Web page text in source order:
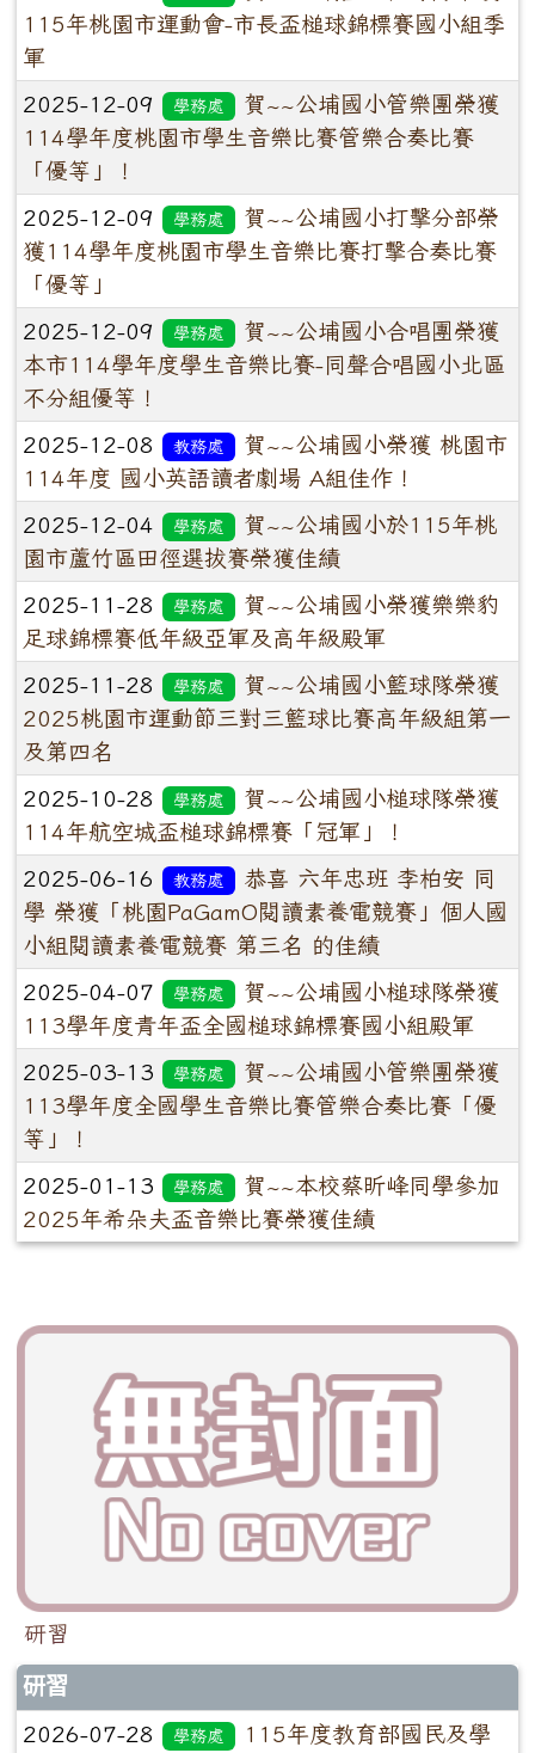
115年桃園市運動會-市長盃槌球錦標賽國小組季
軍
2025-12-09 學務處
賀~~公埔國小管樂團榮獲
114學年度桃園市學生音樂比賽管樂合奏比賽
「優等」！
2025-12-09 學務處
賀~~公埔國小打擊分部榮
獲114學年度桃園市學生音樂比賽打擊合奏比賽
「優等」
2025-12-09 學務處
賀~~公埔國小合唱團榮獲
本市114學年度學生音樂比賽-同聲合唱國小北區
不分組優等！
2025-12-08 教務處
賀~~公埔國小榮獲 桃園市
114年度 國小英語讀者劇場 A組佳作！
2025-12-04 學務處
賀~~公埔國小於115年桃
園市蘆竹區田徑選拔賽榮獲佳績
2025-11-28 學務處
賀~~公埔國小榮獲樂樂豹
足球錦標賽低年級亞軍及高年級殿軍
2025-11-28 學務處
賀~~公埔國小籃球隊榮獲
2025桃園市運動節三對三籃球比賽高年級組第一
及第四名
2025-10-28 學務處
賀~~公埔國小槌球隊榮獲
114年航空城盃槌球錦標賽「冠軍」！
2025-06-16 教務處
恭喜 六年忠班 李柏安 同
學 榮獲「桃園PaGamO閱讀素養電競賽」個人國
小組閱讀素養電競賽 第三名 的佳績
2025-04-07 學務處
賀~~公埔國小槌球隊榮獲
113學年度青年盃全國槌球錦標賽國小組殿軍
2025-03-13 學務處
賀~~公埔國小管樂團榮獲
113學年度全國學生音樂比賽管樂合奏比賽「優
等」！
2025-01-13 學務處
賀~~本校蔡昕峰同學參加
2025年希朵夫盃音樂比賽榮獲佳績
研習
研習
2026-07-28 學務處
115年度教育部國民及學